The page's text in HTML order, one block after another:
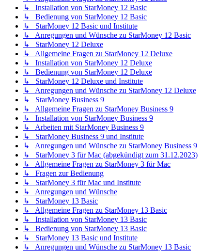
↳ Installation von StarMoney 12 Basic
↳ Bedienung von StarMoney 12 Basic
↳ StarMoney 12 Basic und Institute
↳ Anregungen und Wünsche zu StarMoney 12 Basic
↳ StarMoney 12 Deluxe
↳ Allgemeine Fragen zu StarMoney 12 Deluxe
↳ Installation von StarMoney 12 Deluxe
↳ Bedienung von StarMoney 12 Deluxe
↳ StarMoney 12 Deluxe und Institute
↳ Anregungen und Wünsche zu StarMoney 12 Deluxe
↳ StarMoney Business 9
↳ Allgemeine Fragen zu StarMoney Business 9
↳ Installation von StarMoney Business 9
↳ Arbeiten mit StarMoney Business 9
↳ StarMoney Business 9 und Institute
↳ Anregungen und Wünsche zu StarMoney Business 9
↳ StarMoney 3 für Mac (abgekündigt zum 31.12.2023)
↳ Allgemeine Fragen zu StarMoney 3 für Mac
↳ Fragen zur Bedienung
↳ StarMoney 3 für Mac und Institute
↳ Anregungen und Wünsche
↳ StarMoney 13 Basic
↳ Allgemeine Fragen zu StarMoney 13 Basic
↳ Installation von StarMoney 13 Basic
↳ Bedienung von StarMoney 13 Basic
↳ StarMoney 13 Basic und Institute
↳ Anregungen und Wünsche zu StarMoney 13 Basic